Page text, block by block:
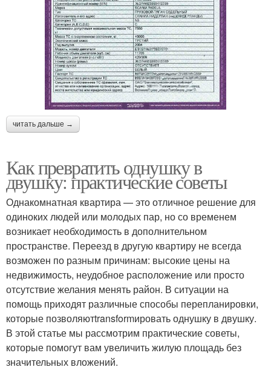
читать дальше →
Как превратить однушку в
двушку: практические советы
Однакомнатная квартира — это отличное решение для
одиноких людей или молодых пар, но со временем
возникает необходимость в дополнительном
пространстве. Переезд в другую квартиру не всегда
возможен по разным причинам: высокие цены на
недвижимость, неудобное расположение или просто
отсутствие желания менять район. В ситуации на
помощь приходят различные способы перепланировки,
которые позволяютtransformировать однушку в двушку.
В этой статье мы рассмотрим практические советы,
которые помогут вам увеличить жилую площадь без
значительных вложений.